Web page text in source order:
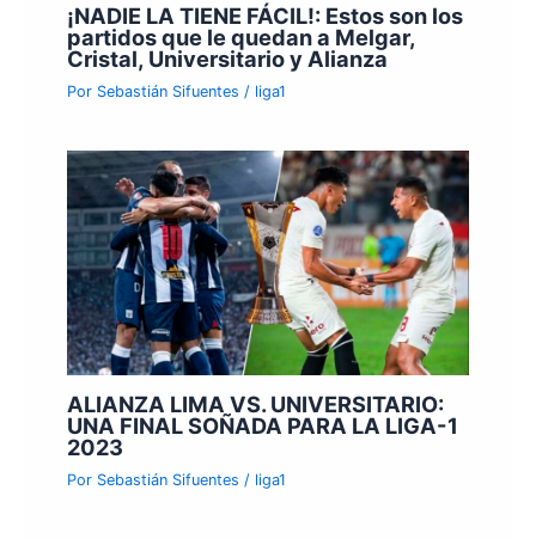
¡NADIE LA TIENE FÁCIL!: Estos son los
partidos que le quedan a Melgar,
Cristal, Universitario y Alianza
Por Sebastián Sifuentes / liga1
ALIANZA LIMA VS. UNIVERSITARIO:
UNA FINAL SOÑADA PARA LA LIGA-1
2023
Por Sebastián Sifuentes / liga1